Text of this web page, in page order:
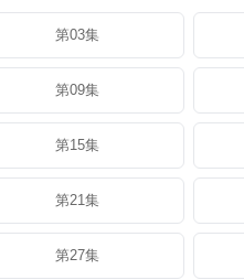
第03集
第09集
第15集
第21集
第27集